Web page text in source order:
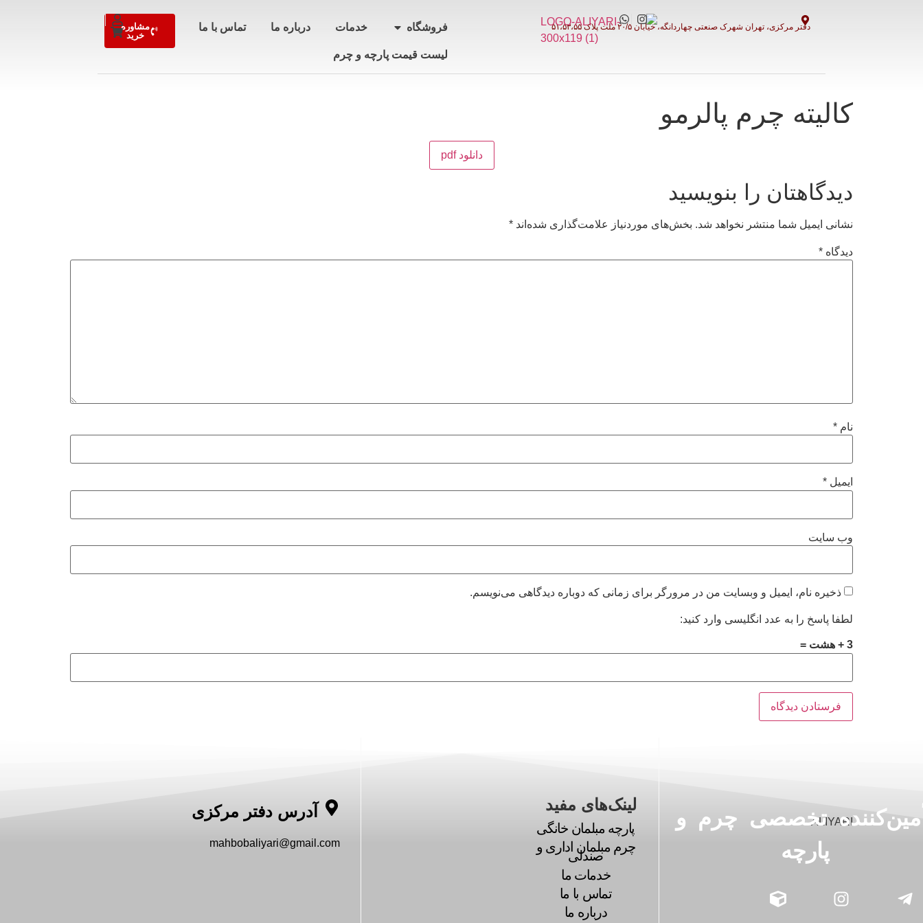
دفتر مرکزی، تهران شهرک صنعتی چهاردانگه، خیابان ۲۰/۵ ملت پلاک ۵۱،۵۳،۵۵ فروشگاه خدمات درباره ما تماس با ما
لیست قیمت پارچه و چرم
مشاوره
خرید
کالیته چرم پالرمو
دانلود pdf
دیدگاهتان را بنویسید
نشانی ایمیل شما منتشر نخواهد شد. بخش‌های موردنیاز علامت‌گذاری شده‌اند *
دیدگاه *
نام *
ایمیل *
وب‌ سایت
ذخیره نام، ایمیل و وبسایت من در مرورگر برای زمانی که دوباره دیدگاهی می‌نویسم.
لطفا پاسخ را به عدد انگلیسی وارد کنید:
3 + هشت =
تخصصی چرم و
پارچه
لینک‌های مفید
پارچه مبلمان خانگی
چرم مبلمان اداری و
صندلی
خدمات ما
تماس با ما
درباره ما
آدرس دفتر مرکزی
mahbobaliyari@gmail.com